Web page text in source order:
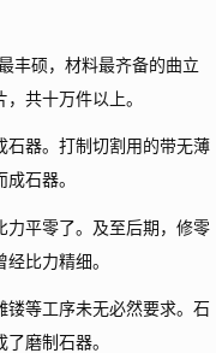
丰硕，材料最齐备的曲立
共十万件以上。
器。打制切割用的带无薄
石器。
平零了。及至后期，修零
比力精细。
等工序未无必然要求。石
磨制石器。